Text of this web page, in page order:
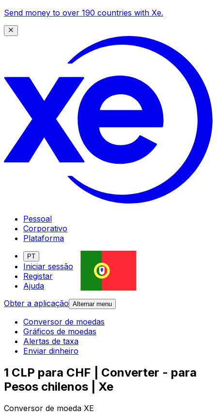
Send money to over 190 countries with Xe.
Pessoal
Corporativo
Plataforma
PT
Iniciar sessão
Registar
Ajuda
Obter a aplicação Alternar menu
Conversor de moedas
Gráficos de moedas
Alertas de taxa
Enviar dinheiro
1 CLP para CHF | Converter - para
Pesos chilenos | Xe
Conversor de moeda XE